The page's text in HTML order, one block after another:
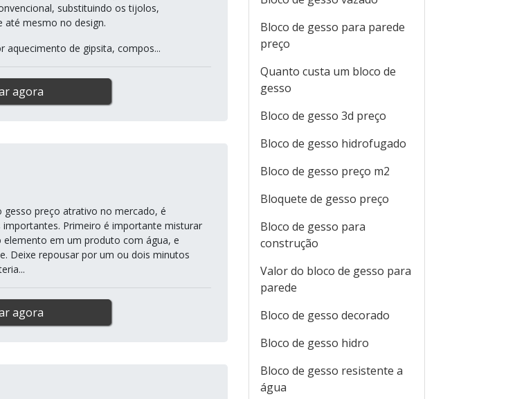
substituindo os tijolos,
até mesmo no design.
aquecimento de gipsita, compos...
agora
preço atrativo no mercado, é
Primeiro é importante misturar
em um produto com água, e
Deixe repousar por um ou dois minutos
agora
Bloco de gesso para parede
preço
Quanto custa um bloco de
gesso
Bloco de gesso 3d preço
Bloco de gesso hidrofugado
Bloco de gesso preço m2
Bloquete de gesso preço
Bloco de gesso para
construção
Valor do bloco de gesso para
parede
Bloco de gesso decorado
Bloco de gesso hidro
Bloco de gesso resistente a
água